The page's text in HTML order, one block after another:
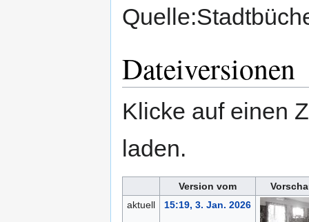
Dateiversionen
Klicke auf einen
laden.
Version vom
aktuell
15:19, 3. Jan. 2026